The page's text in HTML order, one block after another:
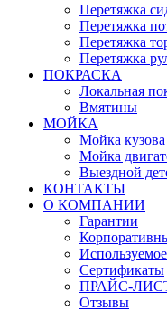
Перетяжка
Перетяжка
Перетяжка
Перетяжка
ПОКРАСКА
Локальная
Вмятины
МОЙКА
Мойка кузова
Мойка
Выездной
КОНТАКТЫ
О КОМПАНИИ
Гарантии
Сертификаты
ПРАЙС-
Отзывы